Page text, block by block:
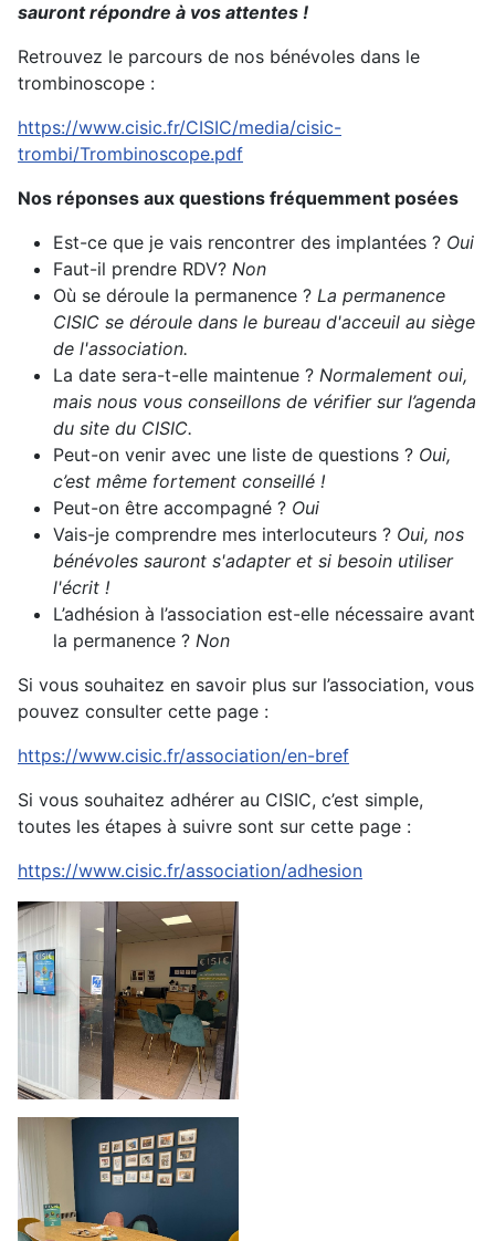
sauront répondre à vos attentes !
Retrouvez le parcours de nos bénévoles dans le
trombinoscope :
https://www.cisic.fr/CISIC/media/cisic-
trombi/Trombinoscope.pdf
Nos réponses aux questions fréquemment posées
Est-ce que je vais rencontrer des implantées ? Oui
Faut-il prendre RDV? Non
Où se déroule la permanence ? La permanence
CISIC se déroule dans le bureau d'acceuil au siège
de l'association.
La date sera-t-elle maintenue ? Normalement oui,
mais nous vous conseillons de vérifier sur l’agenda
du site du CISIC.
Peut-on venir avec une liste de questions ? Oui,
c’est même fortement conseillé !
Peut-on être accompagné ? Oui
Vais-je comprendre mes interlocuteurs ? Oui, nos
bénévoles sauront s'adapter et si besoin utiliser
l'écrit !
L’adhésion à l’association est-elle nécessaire avant
la permanence ? Non
Si vous souhaitez en savoir plus sur l’association, vous
pouvez consulter cette page :
https://www.cisic.fr/association/en-bref
Si vous souhaitez adhérer au CISIC, c’est simple,
toutes les étapes à suivre sont sur cette page :
https://www.cisic.fr/association/adhesion